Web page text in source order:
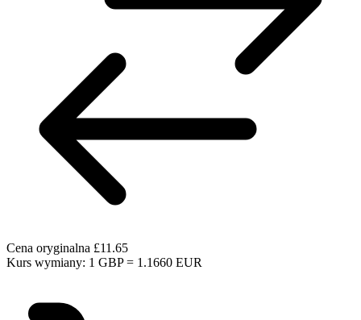
Cena oryginalna £11.65
Kurs wymiany: 1 GBP = 1.1660 EUR